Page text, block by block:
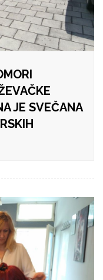
JE SVEČANA